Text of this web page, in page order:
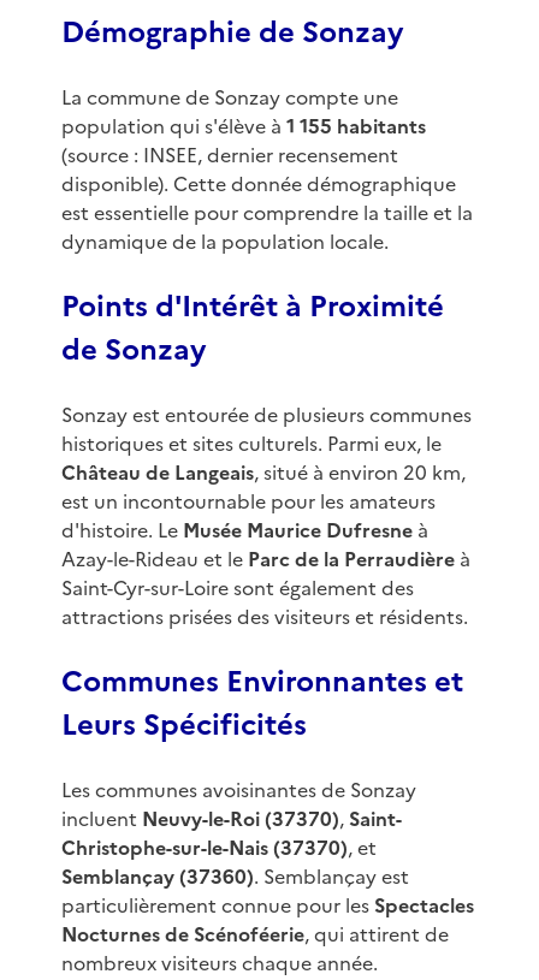
Démographie de Sonzay
La commune de Sonzay compte une
population qui s'élève à 1 155 habitants
(source : INSEE, dernier recensement
disponible). Cette donnée démographique
est essentielle pour comprendre la taille et la
dynamique de la population locale.
Points d'Intérêt à Proximité
de Sonzay
Sonzay est entourée de plusieurs communes
historiques et sites culturels. Parmi eux, le
Château de Langeais, situé à environ 20 km,
est un incontournable pour les amateurs
d'histoire. Le Musée Maurice Dufresneà
Azay-le-Rideau et le Parc de la Perraudièreà
Saint-Cyr-sur-Loire sont également des
attractions prisées des visiteurs et résidents.
Communes Environnantes et
Leurs Spécificités
Les communes avoisinantes de Sonzay
incluent Neuvy-le-Roi (37370), Saint-
Christophe-sur-le-Nais (37370), et
Semblançay (37360). Semblançay est
particulièrement connue pour les Spectacles
Nocturnes de Scénoféerie, qui attirent de
nombreux visiteurs chaque année.